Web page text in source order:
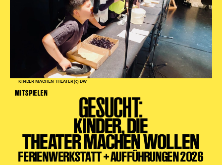
KINDER MACHEN THEATER (c) DW
MITSPIELEN GESUCHT:
KINDER, DIE
THEATER MACHEN WOLLEN
FERIENWERKSTATT + AUFFÜHRUNGEN 2026